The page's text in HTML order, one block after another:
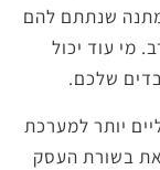
שנתתם להם
מי עוד יכול
שלכם.
יותר למערכת
את בשורת העסק